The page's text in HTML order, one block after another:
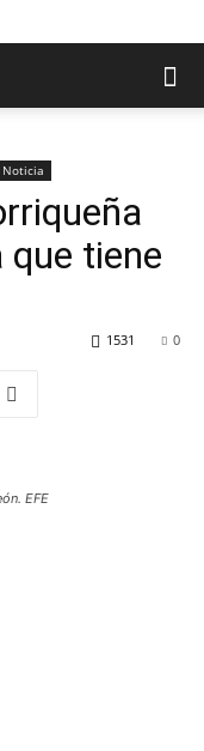
Noticia
que tiene
0
1531
EFE